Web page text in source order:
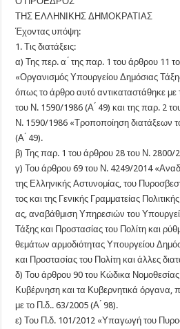
ΤΗΣ ΕΛΛΗΝΙΚΗΣ ΔΗΜΟΚΡΑΤΙΑΣ
Έχοντας υπόψη:
1. Τις διατάξεις:
α) Της περ. α ́ της παρ. 1 του άρθρου 11
«Οργανισμός Υπουργείου Δημόσιας
όπως το άρθρο αυτό αντικαταστάθηκε με
του Ν. 1590/1986 (Α ́ 49) και της παρ. 2
Ν. 1590/1986 «Τροποποίηση διατάξεων
(Α ́ 49).
β) Της παρ. 1 του άρθρου 28 του Ν. 2800/
γ) Του άρθρου 69 του Ν. 4249/2014
της Ελληνικής Αστυνομίας, του
τος και της Γενικής Γραμματείας
ας, αναβάθμιση Υπηρεσιών του
Τάξης και Προστασίας του Πολίτη και
θεμάτων αρμοδιότητας Υπουργείου
και Προστασίας του Πολίτη και άλλες
δ) Του άρθρου 90 του Κώδικα Νομοθεσίας
Κυβέρνηση και τα Κυβερνητικά όργανα,
με το Π.δ.. 63/2005 (Α ́ 98).
ε) Του Π.δ. 101/2012 «Υπαγωγή του